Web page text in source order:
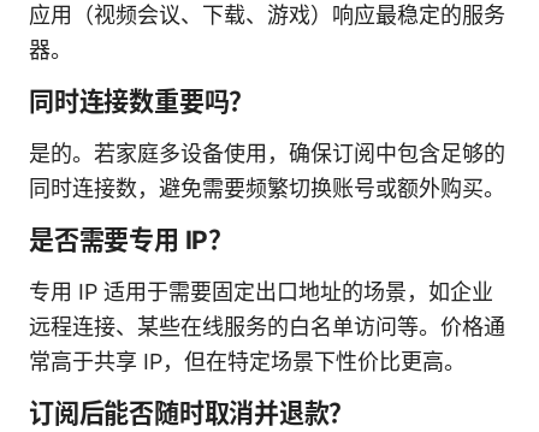
应用（视频会议、下载、游戏）响应最稳定的服务
器。
同时连接数重要吗？
是的。若家庭多设备使用，确保订阅中包含足够的
同时连接数，避免需要频繁切换账号或额外购买。
是否需要专用 IP？
专用 IP 适用于需要固定出口地址的场景，如企业
远程连接、某些在线服务的白名单访问等。价格通
常高于共享 IP，但在特定场景下性价比更高。
订阅后能否随时取消并退款？